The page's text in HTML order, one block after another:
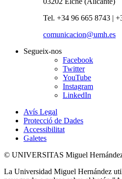
Tel. +34 96 665 8743 |
comunicacion@umh.es
Segueix-nos
Facebook
Twitter
YouTube
Instagram
LinkedIn
Avís Legal
Protecció de Dades
Accessibilitat
Galetes
© UNIVERSITAS Miguel
La Universidad Miguel Hernández